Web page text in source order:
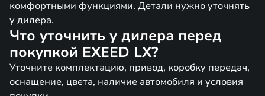
комфортными функциями. Детали нужно уточнять
у дилера.
Что уточнить у дилера перед
покупкой EXEED LX?
Уточните комплектацию, привод, коробку передач,
оснащение, цвета, наличие автомобиля и условия